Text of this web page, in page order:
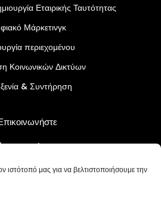
μας για να βελτιστοποιήσουμε την
Εταιρικής Ταυτότητας
Μάρκετινγκ
περιεχομένου
Κοινωνικών Δικτύων
& Συντήρηση
+357 96 730883